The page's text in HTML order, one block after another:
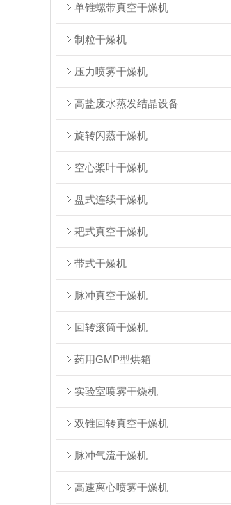
单锥螺带真空干燥机
制粒干燥机
压力喷雾干燥机
高盐废水蒸发结晶设备
旋转闪蒸干燥机
空心桨叶干燥机
盘式连续干燥机
耙式真空干燥机
带式干燥机
脉冲真空干燥机
回转滚筒干燥机
药用GMP型烘箱
实验室喷雾干燥机
双锥回转真空干燥机
脉冲气流干燥机
高速离心喷雾干燥机